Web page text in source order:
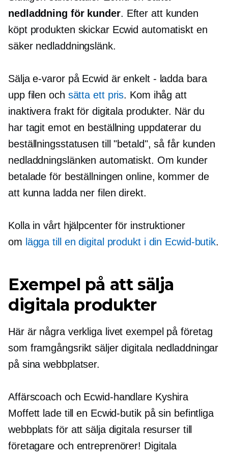
nedladdning för kunder. Efter att kunden
köpt produkten skickar Ecwid automatiskt en
säker nedladdningslänk.
Säljae-varorpå Ecwid är enkelt - ladda bara
upp filen och sätta ett pris. Kom ihåg att
inaktivera frakt för digitala produkter. När du
har tagit emot en beställning uppdaterar du
beställningsstatusen till "betald", så får kunden
nedladdningslänken automatiskt. Om kunder
betalade för beställningen online, kommer de
att kunna ladda ner filen direkt.
Kolla in vårt hjälpcenter för instruktioner
om lägga till en digital produkt i din Ecwid-butik.
Exempel på att sälja
digitala produkter
Här är några verkliga livet exempel på företag
som framgångsrikt säljer digitala nedladdningar
på sina webbplatser.
Affärscoach och Ecwid-handlare Kyshira
Moffett lade till en Ecwid-butik på sin befintliga
webbplats för att sälja digitala resurser till
företagare och entreprenörer! Digitala